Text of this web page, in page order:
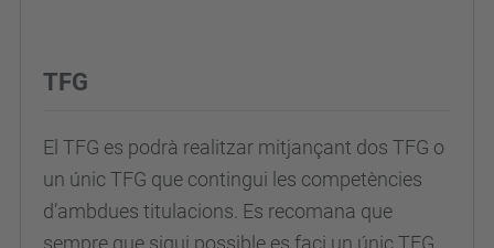
TFG
El TFG es podrà realitzar mitjançant dos TFG o
un únic TFG que contingui les competències
d’ambdues titulacions. Es recomana que
sempre que sigui possible es faci un únic TFG